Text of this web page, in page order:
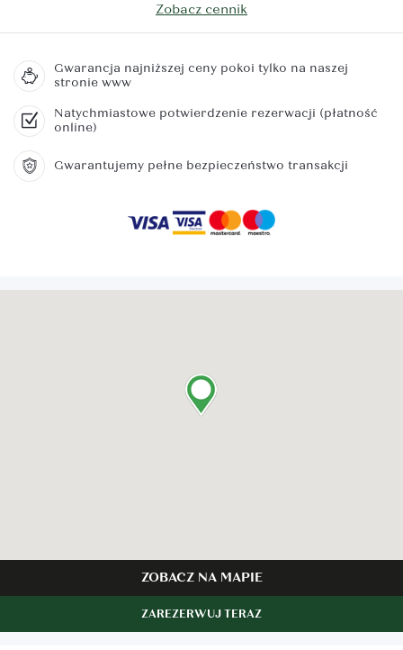
Zobacz cennik
Gwarancja najniższej ceny pokoi tylko na naszej
stronie www
Natychmiastowe potwierdzenie rezerwacji (płatność
online)
Gwarantujemy pełne bezpieczeństwo transakcji
ZOBACZ NA MAPIE
ZAREZERWUJ TERAZ